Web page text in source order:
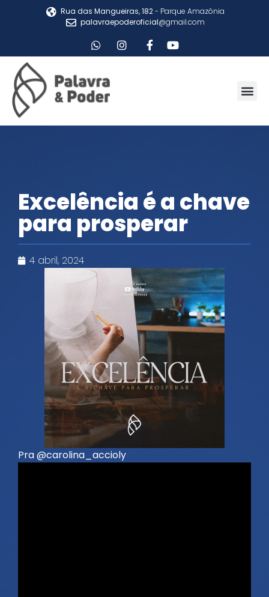
Rua das Mangueiras, 182- Parque Amazônia
palavraepoderoficial@gmail.com
Excelência é a chave
para prosperar
4 abril, 2024
Pra @carolina_accioly